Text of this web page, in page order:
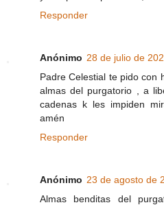
Responder
Anónimo 28 de julio de
Padre Celestial te pido con
almas del purgatorio , a
cadenas k les impiden
amén
Responder
Anónimo 23 de agosto de
Almas benditas del